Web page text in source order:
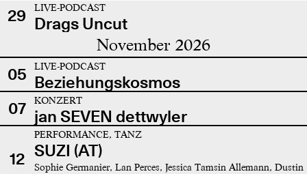
29
LIVE-PODCAST
Drags Uncut
November 2026
05 LIVE-PODCAST
Beziehungskosmos
07
KONZERT
jan SEVEN dettwyler
12
PERFORMANCE, TANZ
SUZI (AT)
Sophie Germanier, Lan Perces, Jessica Tamsin Allemann, Dustin